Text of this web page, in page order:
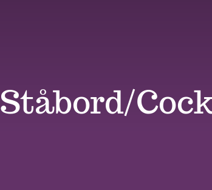
Ståbord/